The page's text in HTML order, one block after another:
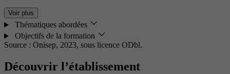
Voir plus
Thématiques abordées
Objectifs de la formation
Source : Onisep, 2023, sous licence ODbl.
Découvrir l’établissement